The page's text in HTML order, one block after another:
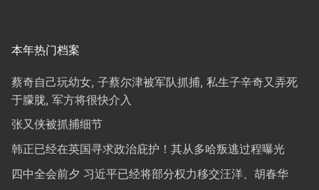
本年热门档案
蔡奇自己玩幼女, 子蔡尔津被军队抓捕, 私生子辛奇又弄死
于朦胧, 军方将很快介入
张又侠被抓捕细节
韩正已经在英国寻求政治庇护！其从多哈叛逃过程曝光
四中全会前夕 习近平已经将部分权力移交汪洋、胡春华